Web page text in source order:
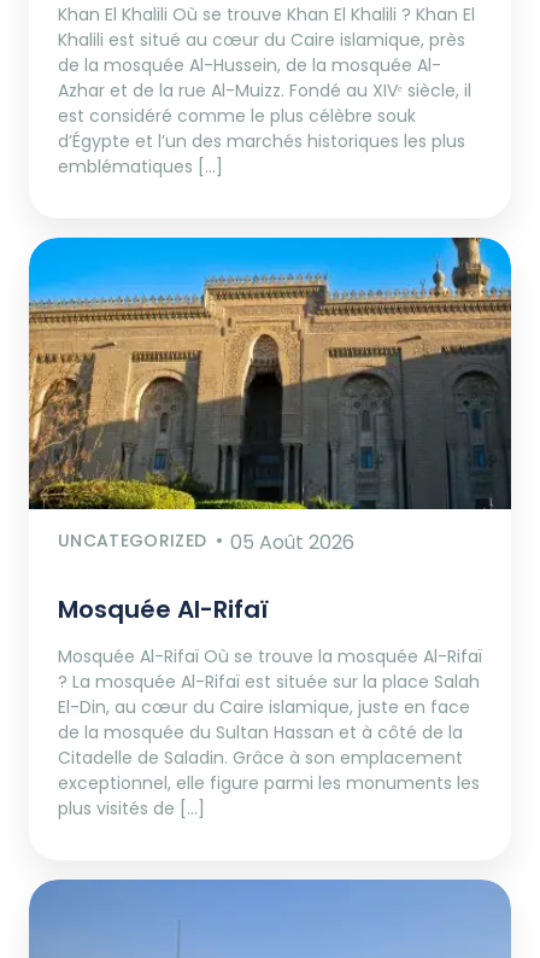
Khan El Khalili Où se trouve Khan El Khalili ? Khan El
Khalili est situé au cœur du Caire islamique, près
de la mosquée Al-Hussein, de la mosquée Al-
Azhar et de la rue Al-Muizz. Fondé au XIVᵉ siècle, il
est considéré comme le plus célèbre souk
d’Égypte et l’un des marchés historiques les plus
emblématiques […]
UNCATEGORIZED 05 Août 2026
Mosquée Al-Rifaï
Mosquée Al-Rifaï Où se trouve la mosquée Al-Rifaï
? La mosquée Al-Rifaï est située sur la place Salah
El-Din, au cœur du Caire islamique, juste en face
de la mosquée du Sultan Hassan et à côté de la
Citadelle de Saladin. Grâce à son emplacement
exceptionnel, elle figure parmi les monuments les
plus visités de […]